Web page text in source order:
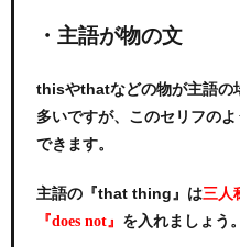
・主語が物の文
thisやthatなどの物が主語の
多いですが、このセリフの
できます。
主語の『that thing』は三人
『does not』 を入れましょう。